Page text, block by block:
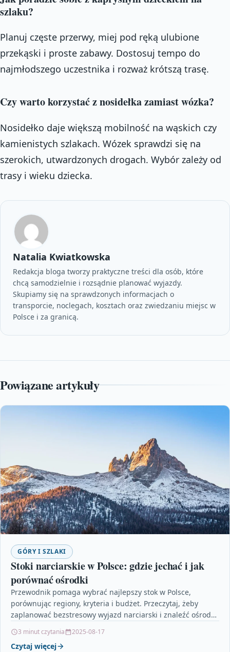
szlaku?
Planuj częste przerwy, miej pod ręką ulubione
przekąski i proste zabawy. Dostosuj tempo do
najmłodszego uczestnika i rozważ krótszą trasę.
Czy warto korzystać z nosidełka zamiast wózka?
Nosidełko daje większą mobilność na wąskich czy
kamienistych szlakach. Wózek sprawdzi się na
szerokich, utwardzonych drogach. Wybór zależy od
trasy i wieku dziecka.
Natalia Kwiatkowska
Redakcja bloga tworzy praktyczne treści dla osób, które
chcą samodzielnie i rozsądnie planować wyjazdy.
Skupiamy się na sprawdzonych informacjach o
transporcie, noclegach, kosztach oraz zwiedzaniu miejsc w
Polsce i za granicą.
Powiązane artykuły
GÓRY I SZLAKI
Stoki narciarskie w Polsce: gdzie jechać i jak
porównać ośrodki
Przewodnik pomaga wybrać najlepszy stok w Polsce,
porównując regiony, kryteria i budżet. Przeczytaj, żeby
zaplanować bezstresowy wyjazd narciarski i znaleźć ośrodek
3 minut czytania 2025-08-17
Czytaj więcej